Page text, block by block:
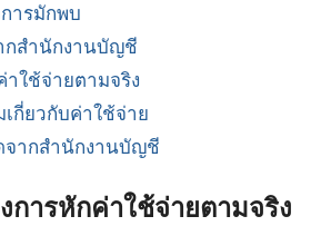
ารมักพบ
กสำนักงานบัญชี
ใช้จ่ายตามจริง
กี่ยวกับค่าใช้จ่าย
ากสำนักงานบัญชี
ารหักค่าใช้จ่ายตามจริง